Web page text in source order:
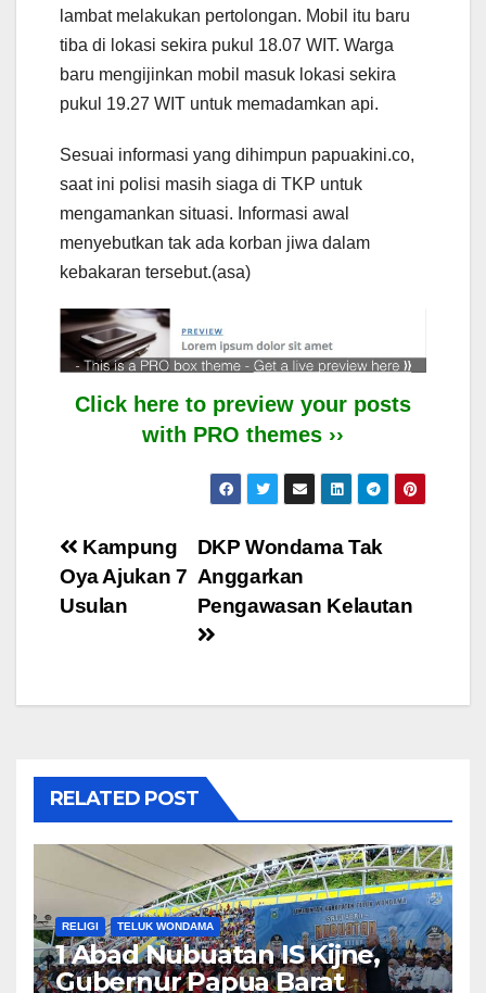
lambat melakukan pertolongan. Mobil itu baru
tiba di lokasi sekira pukul 18.07 WIT. Warga
baru mengijinkan mobil masuk lokasi sekira
pukul 19.27 WIT untuk memadamkan api.
Sesuai informasi yang dihimpun papuakini.co,
saat ini polisi masih siaga di TKP untuk
mengamankan situasi. Informasi awal
menyebutkan tak ada korban jiwa dalam
kebakaran tersebut.(asa)
Click here to preview your posts
with PRO themes ››
Post
navigation
DKP Wondama Tak
Anggarkan
Pengawasan Kelautan
Kampung
Oya Ajukan 7
Usulan
RELATED POST
RELIGI TELUK WONDAMA
1 Abad Nubuatan IS Kijne,
Gubernur Papua Barat